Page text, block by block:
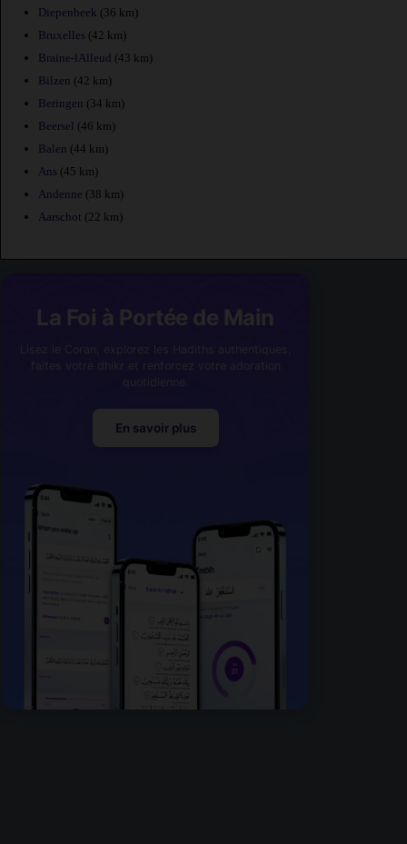
Diepenbeek (36 km)
Bruxelles (42 km)
Braine-lAlleud (43 km)
Bilzen (42 km)
Beringen (34 km)
Beersel (46 km)
Balen (44 km)
Ans (45 km)
Andenne (38 km)
Aarschot (22 km)
La Foi à Portée de Main
En savoir plus